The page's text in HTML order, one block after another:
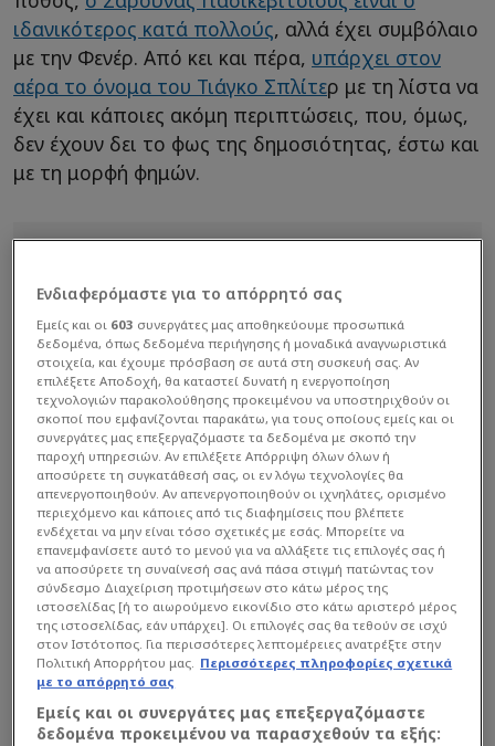
ιδανικότερος κατά πολλούς, αλλά έχει συμβόλαιο
με την Φενέρ. Από κει και πέρα, υπάρχει στον
αέρα το όνομα του Τιάγκο Σπλίτερ με τη λίστα να
έχει και κάποιες ακόμη περιπτώσεις, που, όμως,
δεν έχουν δει το φως της δημοσιότητας, έστω και
με τη μορφή φημών.
Ενδιαφερόμαστε για το απόρρητό σας
Εμείς και οι 603 συνεργάτες μας αποθηκεύουμε προσωπικά
δεδομένα, όπως δεδομένα περιήγησης ή μοναδικά αναγνωριστικά
στοιχεία, και έχουμε πρόσβαση σε αυτά στη συσκευή σας. Αν
επιλέξετε Αποδοχή, θα καταστεί δυνατή η ενεργοποίηση
τεχνολογιών παρακολούθησης προκειμένου να υποστηριχθούν οι
σκοποί που εμφανίζονται παρακάτω, για τους οποίους εμείς και οι
συνεργάτες μας επεξεργαζόμαστε τα δεδομένα με σκοπό την
παροχή υπηρεσιών. Αν επιλέξετε Απόρριψη όλων όλων ή
αποσύρετε τη συγκατάθεσή σας, οι εν λόγω τεχνολογίες θα
απενεργοποιηθούν. Αν απενεργοποιηθούν οι ιχνηλάτες, ορισμένο
περιεχόμενο και κάποιες από τις διαφημίσεις που βλέπετε
ενδέχεται να μην είναι τόσο σχετικές με εσάς. Μπορείτε να
επανεμφανίσετε αυτό το μενού για να αλλάξετε τις επιλογές σας ή
να αποσύρετε τη συναίνεσή σας ανά πάσα στιγμή πατώντας τον
σύνδεσμο Διαχείριση προτιμήσεων στο κάτω μέρος της
ιστοσελίδας [ή το αιωρούμενο εικονίδιο στο κάτω αριστερό μέρος
της ιστοσελίδας, εάν υπάρχει]. Οι επιλογές σας θα τεθούν σε ισχύ
στον Ιστότοπος. Για περισσότερες λεπτομέρειες ανατρέξτε στην
Πολιτική Απορρήτου μας. Περισσότερες πληροφορίες σχετικά
με το απόρρητό σας
Εμείς και οι συνεργάτες μας επεξεργαζόμαστε
δεδομένα προκειμένου να παρασχεθούν τα εξής: